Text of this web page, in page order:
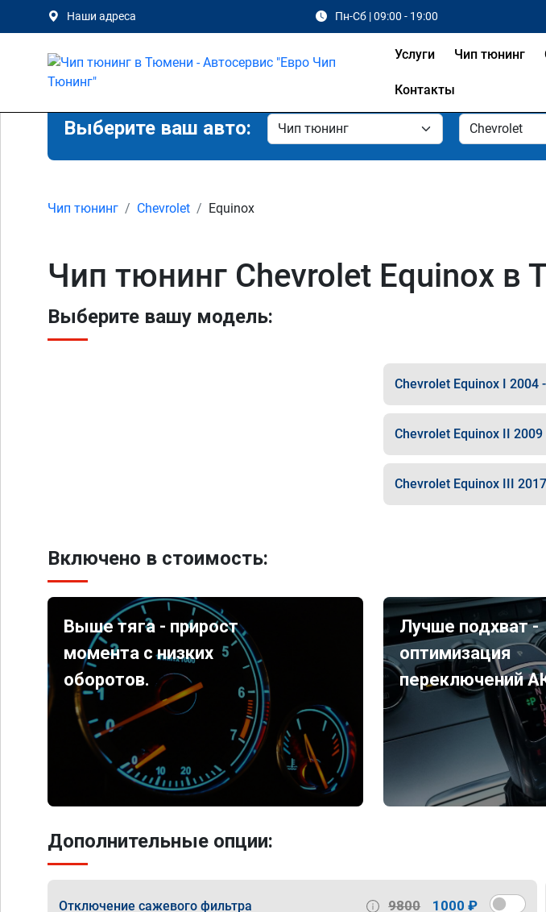
Наши адреса Пн-Сб | 09:00 - 19:00
Услуги Чип тюнинг
Контакты
Выберите ваш авто:
Чип тюнинг Chevrolet Equinox
Чип тюнинг Chevrolet Equinox в
Выберите вашу модель:
Chevrolet Equinox I 2004
Chevrolet Equinox II 2009
Chevrolet Equinox III
Включено в стоимость:
Выше тяга - прирост
момента с низких
оборотов.
Лучше подхват -
оптимизация
переключений
Дополнительные опции:
Отключение сажевого фильтра 9800 1000 ₽